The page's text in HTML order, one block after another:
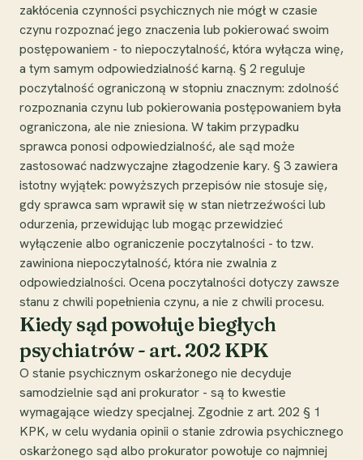
zakłócenia czynności psychicznych nie mógł w czasie
czynu rozpoznać jego znaczenia lub pokierować swoim
postępowaniem - to niepoczytalność, która wyłącza winę,
a tym samym odpowiedzialność karną. § 2 reguluje
poczytalność ograniczoną w stopniu znacznym: zdolność
rozpoznania czynu lub pokierowania postępowaniem była
ograniczona, ale nie zniesiona. W takim przypadku
sprawca ponosi odpowiedzialność, ale sąd może
zastosować nadzwyczajne złagodzenie kary. § 3 zawiera
istotny wyjątek: powyższych przepisów nie stosuje się,
gdy sprawca sam wprawił się w stan nietrzeźwości lub
odurzenia, przewidując lub mogąc przewidzieć
wyłączenie albo ograniczenie poczytalności - to tzw.
zawiniona niepoczytalność, która nie zwalnia z
odpowiedzialności. Ocena poczytalności dotyczy zawsze
stanu z chwili popełnienia czynu, a nie z chwili procesu.
Kiedy sąd powołuje biegłych
psychiatrów - art. 202 KPK
O stanie psychicznym oskarżonego nie decyduje
samodzielnie sąd ani prokurator - są to kwestie
wymagające wiedzy specjalnej. Zgodnie z art. 202 § 1
KPK, w celu wydania opinii o stanie zdrowia psychicznego
oskarżonego sąd albo prokurator powołuje co najmniej